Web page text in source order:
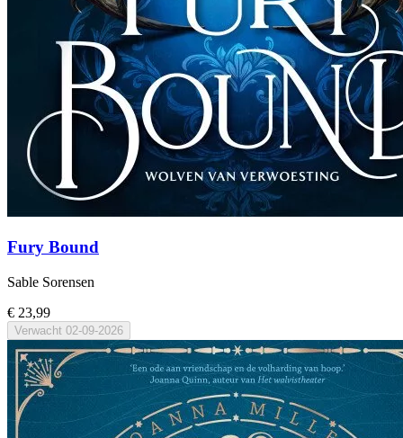
Fury Bound
Sable Sorensen
€ 23,99
Verwacht 02-09-2026